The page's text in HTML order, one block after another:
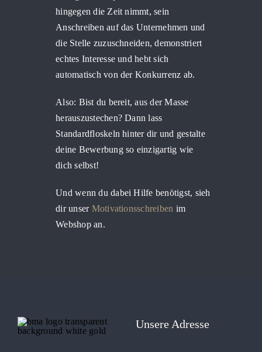
hingegen die Zeit nimmt, sein
Anschreiben auf das Unternehmen und
die Stelle zuzuschneiden, demonstriert
echtes Interesse und hebt sich
automatisch von der Konkurrenz ab.
Also: Bist du bereit, aus der Masse
herauszustechen? Dann lass
Standardfloskeln hinter dir und gestalte
deine Bewerbung so einzigartig wie
dich selbst!
Und wenn du dabei Hilfe benötigst, sieh
dir unser Motivationsschreiben im
Webshop an.
Unsere Adresse